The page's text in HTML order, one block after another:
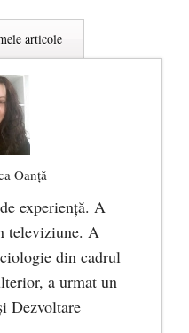
articole
Oanță
experiență. A
televiziune. A
din cadrul
a urmat un
Dezvoltare